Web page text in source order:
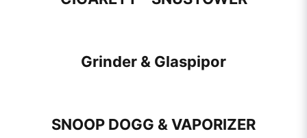
Grinder & Glaspipor
SNOOP DOGG & VAPORIZER